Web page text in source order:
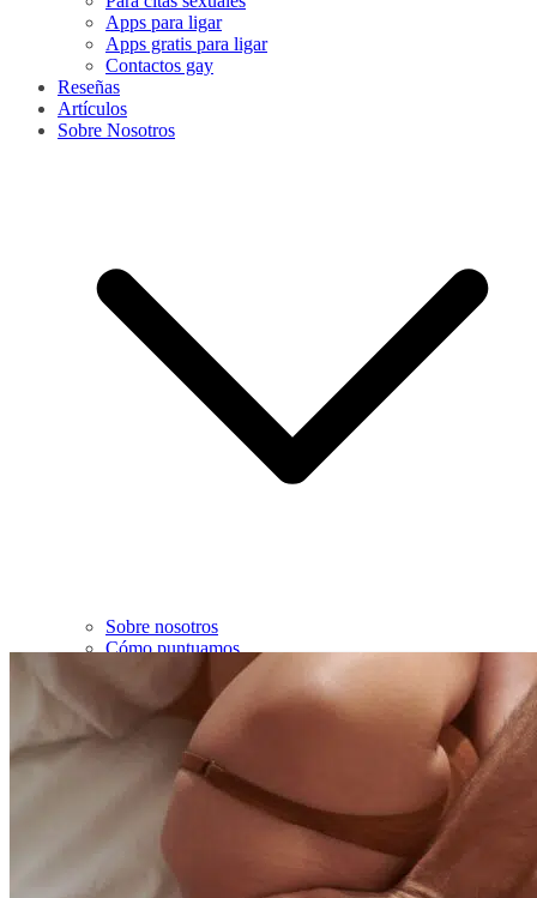
Apps para ligar
Apps gratis para ligar
Contactos gay
Reseñas
Artículos
Sobre Nosotros
Sobre nosotros
Cómo puntuamos